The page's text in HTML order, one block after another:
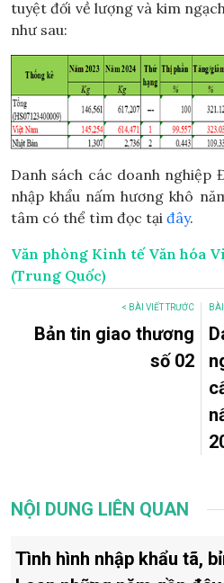
tuyệt đối về lượng và kim
như sau:
Danh sách các doanh nghiệp
nhập khẩu nấm hương khô
tâm có thể tìm đọc tại đây.
Văn phòng Kinh tế Văn hóa
(Trung Quốc)
< BÀI VIẾT TRƯỚC
Bản tin giao thương
số 02
NỘI DUNG LIÊN QUAN
Tình hình nhập khẩu tã,